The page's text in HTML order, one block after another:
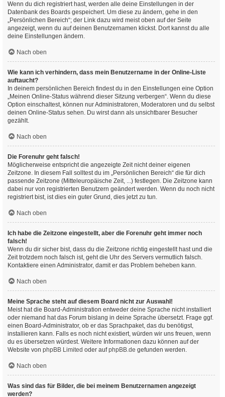
Wenn du dich registriert hast, werden alle deine Einstellungen in der
Datenbank des Boards gespeichert. Um diese zu ändern, gehe in den
„Persönlichen Bereich“; der Link dazu wird meist oben auf der Seite
angezeigt, wenn du auf deinen Benutzernamen klickst. Dort kannst du alle
deine Einstellungen ändern.
Nach oben
Wie kann ich verhindern, dass mein Benutzername in der Online-Liste
auftaucht?
In deinem persönlichen Bereich findest du in den Einstellungen eine Option
„Meinen Online-Status während dieser Sitzung verbergen“. Wenn du diese
Option einschaltest, können nur Administratoren, Moderatoren und du selbst
deinen Online-Status sehen. Du wirst dann als unsichtbarer Besucher
gezählt.
Nach oben
Die Forenuhr geht falsch!
Möglicherweise entspricht die angezeigte Zeit nicht deiner eigenen
Zeitzone. In diesem Fall solltest du im „Persönlichen Bereich“ die für dich
passende Zeitzone (Mitteleuropäische Zeit, ...) festlegen. Die Zeitzone kann
dabei nur von registrierten Benutzern geändert werden. Wenn du noch nicht
registriert bist, ist dies ein guter Grund, dies jetzt zu tun.
Nach oben
Ich habe die Zeitzone eingestellt, aber die Forenuhr geht immer noch
falsch!
Wenn du dir sicher bist, dass du die Zeitzone richtig eingestellt hast und die
Zeit trotzdem noch falsch ist, geht die Uhr des Servers vermutlich falsch.
Kontaktiere einen Administrator, damit er das Problem beheben kann.
Nach oben
Meine Sprache steht auf diesem Board nicht zur Auswahl!
Meist hat die Board-Administration entweder deine Sprache nicht installiert
oder niemand hat das Forum bislang in deine Sprache übersetzt. Frage ggf.
einen Board-Administrator, ob er das Sprachpaket, das du benötigst,
installieren kann. Falls es noch nicht existiert, würden wir uns freuen, wenn
du es übersetzen würdest. Weitere Informationen dazu können auf der
Website von phpBB Limited oder aufphpBB.de gefunden werden.
Nach oben
Was sind das für Bilder, die bei meinem Benutzernamen angezeigt
werden?